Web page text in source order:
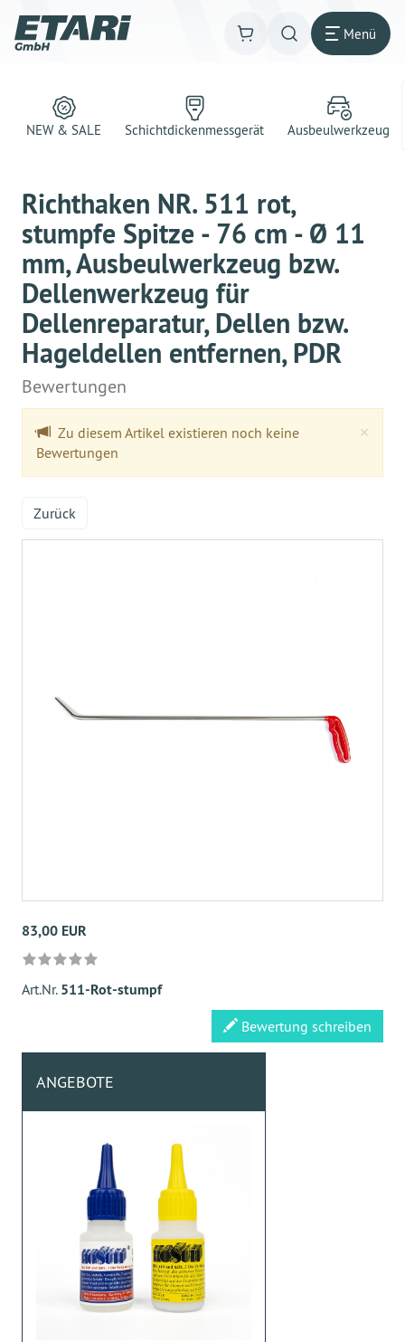
Menü
NEW & SALE Schichtdickenmessgerät Ausbeulwerkzeug
Richthaken NR. 511 rot,
stumpfe Spitze - 76 cm - Ø 11
mm, Ausbeulwerkzeug bzw.
Dellenwerkzeug für
Dellenreparatur, Dellen bzw.
Hageldellen entfernen, PDR
Bewertungen
×
Zu diesem Artikel existieren noch keine
Bewertungen
Zurück
83,00 EUR
Art.Nr. 511-Rot-stumpf
Bewertung schreiben
ANGEBOTE